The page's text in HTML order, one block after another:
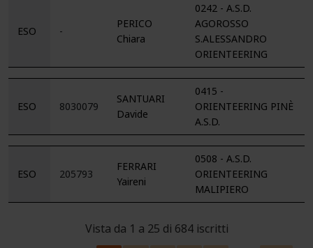
ESO -
PERICO
Chiara
0242 - A.S.D.
AGOROSSO
S.ALESSANDRO
ORIENTEERING
ESO 8030079
SANTUARI
Davide
0415 -
ORIENTEERING PINÈ
A.S.D.
ESO 205793
FERRARI
Yaireni
0508 - A.S.D.
ORIENTEERING
MALIPIERO
Vista da 1 a 25 di 684 iscritti